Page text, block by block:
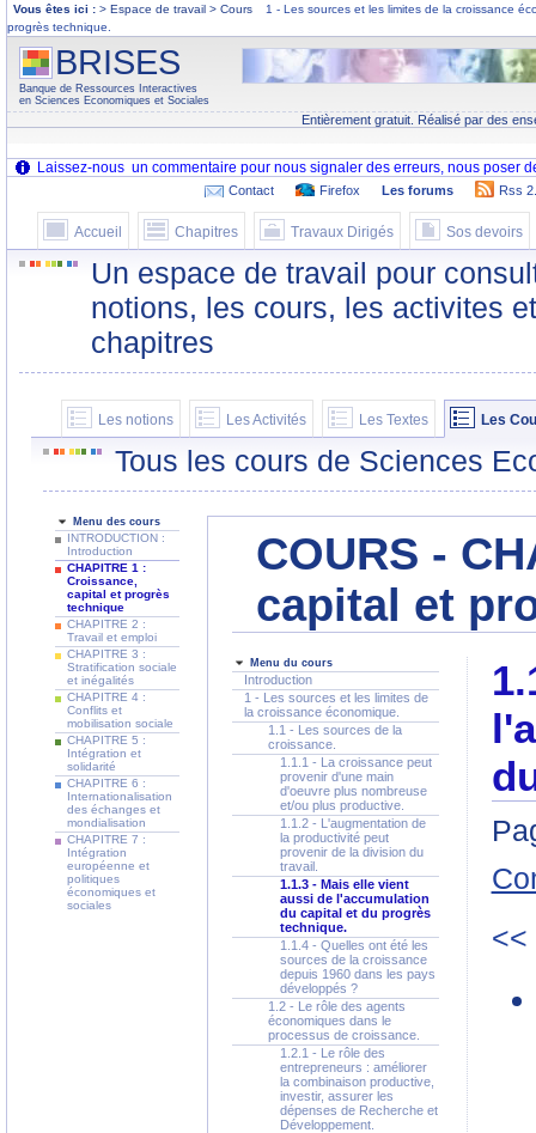
Vous êtes ici : > Espace de travail > Cours
1 - Les sources et les limites de la croissance
progrès technique.
BRISES
Banque de Ressources Interactives
en Sciences Economiques et Sociales
Entièrement gratuit. Réalisé par des
Contact Firefox Les forums Rss
Accueil Chapitres Travaux Dirigés Sos devoirs
Un espace de travail pour
notions, les cours, les activites
chapitres
Les notions Les Activités Les Textes Les
Tous les cours de Sciences
Menu des cours
INTRODUCTION :
Introduction
CHAPITRE 1 :
Croissance,
capital et progrès
technique
CHAPITRE 2 :
Travail et emploi
CHAPITRE 3 :
Stratification sociale
et inégalités
CHAPITRE 4 :
Conflits et
mobilisation sociale
CHAPITRE 5 :
Intégration et
solidarité
CHAPITRE 6 :
Internationalisation
des échanges et
mondialisation
CHAPITRE 7 :
Intégration
européenne et
politiques
économiques et
sociales
COURS -
capital et
Menu du cours
Introduction
1 - Les sources et les limites de
la croissance économique.
1.1 - Les sources de la
croissance.
1.1.1 - La croissance peut
provenir d'une main
d'oeuvre plus nombreuse
et/ou plus productive.
1.1.2 - L'augmentation de
la productivité peut
provenir de la division du
travail.
1.1.3 - Mais elle vient
aussi de l'accumulation
du capital et du progrès
technique.
1.1.4 - Quelles ont été les
sources de la croissance
depuis 1960 dans les pays
développés ?
1.2 - Le rôle des agents
économiques dans le
processus de croissance.
1.2.1 - Le rôle des
entrepreneurs : améliorer
la combinaison productive,
investir, assurer les
dépenses de Recherche et
Développement.
<<